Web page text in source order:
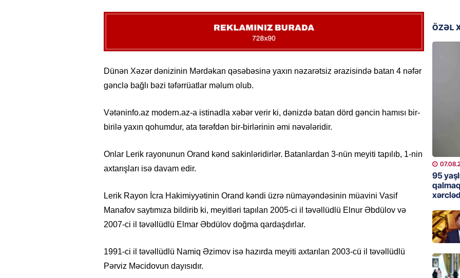
Dünən Xəzər dənizinin Mərdəkan qəsəbəsinə yaxın nəzarətsiz ərazisində batan 4 nəfər
gənclə bağlı bəzi təfərrüatlar məlum olub.
Vətəninfo.az modern.az-a istinadla xəbər verir ki, dənizdə batan dörd gəncin hamısı bir-
birilə yaxın qohumdur, ata tərəfdən bir-birlərinin əmi nəvələridir.
Onlar Lerik rayonunun Orand kənd sakinləridirlər. Batanlardan 3-nün meyiti tapılıb, 1-nin
axtarışları isə davam edir.
Lerik Rayon İcra Hakimiyyətinin Orand kəndi üzrə nümayəndəsinin müavini Vasif
Manafov saytımıza bildirib ki, meyitləri tapılan 2005-ci il təvəllüdlü Elnur Əbdülov və
2007-ci il təvəllüdlü Elmar Əbdülov doğma qardaşdırlar.
1991-ci il təvəllüdlü Namiq Əzimov isə hazırda meyiti axtarılan 2003-cü il təvəllüdlü
Pərviz Məcidovun dayısıdır.
bağlı
Çin
MANŞET
“Birgə
ÖZƏL
95